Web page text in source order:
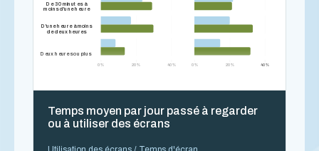
0 % 20 % 40 % 0 % 20 % 40 %
De 30 minutes à
moins d'une heure
D'une heure à moins
de deux heures
Deux heures ou plus
Temps moyen par jour passé à regarder
ou à utiliser des écrans